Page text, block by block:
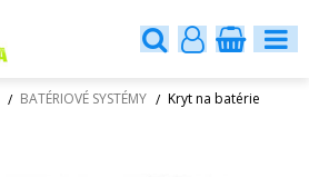
BATÉRIOVÉ SYSTÉMY
Kryt na batérie